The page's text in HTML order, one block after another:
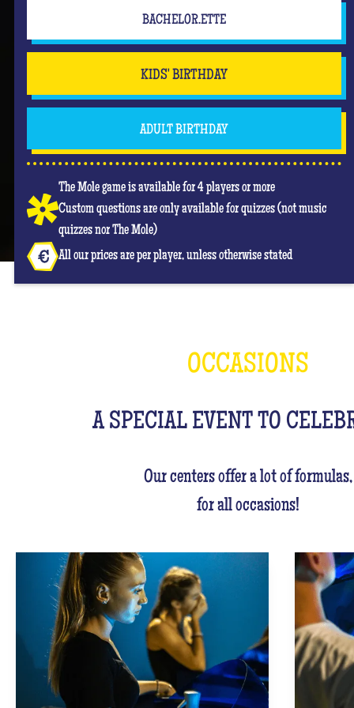
BACHELOR.ETTE
KIDS' BIRTHDAY
ADULT BIRTHDAY
The Mole game is available for 4 players or more
Custom questions are only available for quizzes (not music
quizzes nor The Mole)
All our prices are per player, unless otherwise stated
OCCASIONS
A SPECIAL EVENT TO
Our centers offer a lot of formulas,
for all occasions!